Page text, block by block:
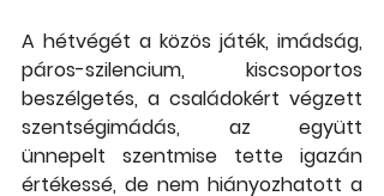
A hétvégét a közös játék, imádság,
páros-szilencium, kiscsoportos
beszélgetés, a családokért végzett
szentségimádás, az együtt
ünnepelt szentmise tette igazán
értékessé, de nem hiányozhatott a